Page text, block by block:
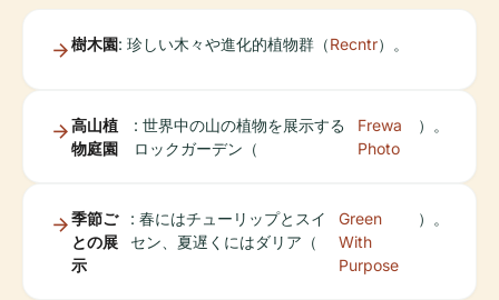
樹木園: 珍しい木々や進化的植物群（Recntr）。
高山植
物庭園
: 世界中の山の植物を展示する
ロックガーデン（
Frewa
Photo
）。
季節ご
との展
示
: 春にはチューリップとスイ
セン、夏遅くにはダリア（
Green
With
Purpose
）。